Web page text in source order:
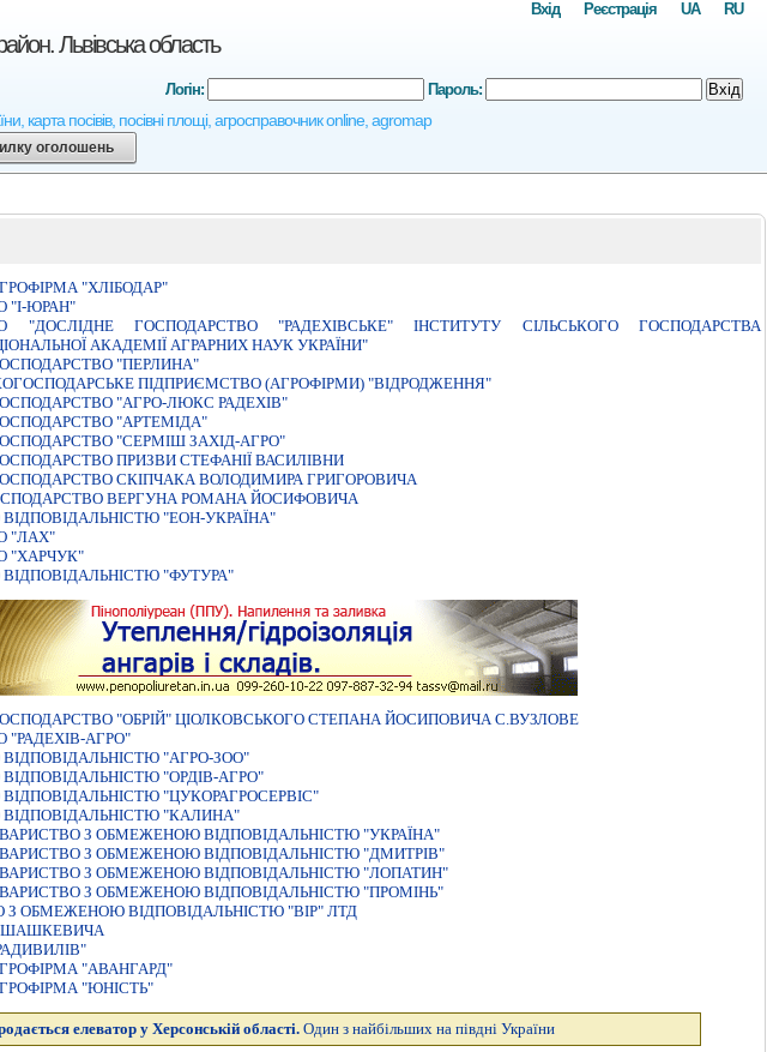
Львівська область
карта посівів, посівні площі, агросправочник online, agromap
RU
UA
Реєстрація
Вхід
Логін: Пароль: Вхід
оголошень
"ХЛІБОДАР"
"I-ЮРАН"
"ДОСЛІДНЕ ГОСПОДАРСТВО "РАДЕХІВСЬКЕ" ІНСТИТУТУ СІЛЬСЬКОГО ГОСПОДАРСТВА
АКАДЕМІЇ АГРАРНИХ НАУК УКРАЇНИ"
"ПЕРЛИНА"
ПІДПРИЄМСТВО (АГРОФІРМИ) "ВІДРОДЖЕННЯ"
"АГРО-ЛЮКС РАДЕХІВ"
"АРТЕМІДА"
"СЕРМІШ ЗАХІД-АГРО"
ПРИЗВИ СТЕФАНІЇ ВАСИЛІВНИ
СКIПЧАКА ВОЛОДИМИРА ГРИГОРОВИЧА
ВЕРГУНА РОМАНА ЙОСИФОВИЧА
"ЕОН-УКРАЇНА"
"ЛАХ"
"ХАРЧУК"
"ФУТУРА"
"ОБРIЙ" ЦIОЛКОВСЬКОГО СТЕПАНА ЙОСИПОВИЧА С.ВУЗЛОВЕ
"РАДЕХIВ-АГРО"
"АГРО-ЗОО"
"ОРДIВ-АГРО"
"ЦУКОРАГРОСЕРВІС"
"КАЛИНА"
З ОБМЕЖЕНОЮ ВIДПОВIДАЛЬНIСТЮ "УКРАЇНА"
З ОБМЕЖЕНОЮ ВІДПОВІДАЛЬНІСТЮ "ДМИТРІВ"
З ОБМЕЖЕНОЮ ВIДПОВIДАЛЬНIСТЮ "ЛОПАТИН"
З ОБМЕЖЕНОЮ ВIДПОВIДАЛЬНIСТЮ "ПРОМIНЬ"
З ОБМЕЖЕНОЮ ВIДПОВIДАЛЬНIСТЮ "ВIР" ЛТД
"АВАНГАРД"
"ЮНIСТЬ"
елеватор у Херсонській області. Один з найбільших на півдні України